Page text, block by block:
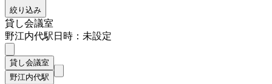
絞り込み
貸し会議室
野江内代駅日時：未設定
貸し会議室
野江内代駅